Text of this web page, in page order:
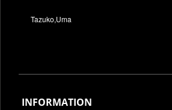
Tazuko,Uma
INFORMATION